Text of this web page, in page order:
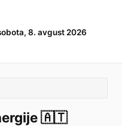
8. avgust 2026
🇦🇹